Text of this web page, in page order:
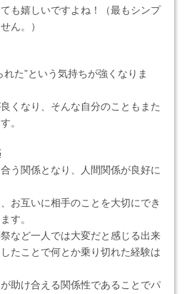
も嬉しいですよね！（最もシンプ
ん。）
た”という気持ちが強くなりま
くなり、そんな自分のこともまた
。
う関係となり、人間関係が良好に
お互いに相手のことを大切にでき
す。
など一人では大変だと感じる出来
たことで何とか乗り切れた経験は
助け合える関係性であることでパ